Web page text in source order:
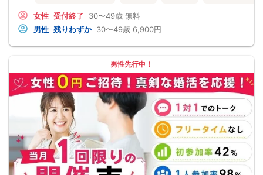
女性 受付終了 30〜49歳 無料
男性 残りわずか 30〜49歳 6,900円
男性先行中！